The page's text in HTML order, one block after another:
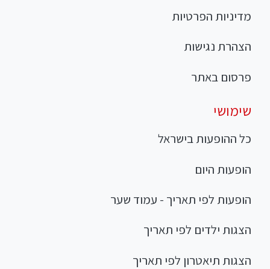
מדיניות הפרטיות
הצהרת נגישות
פרסום באתר
שימושי
כל ההופעות בישראל
הופעות היום
הופעות לפי תאריך - עמוד שער
הצגות ילדים לפי תאריך
הצגות תיאטרון לפי תאריך